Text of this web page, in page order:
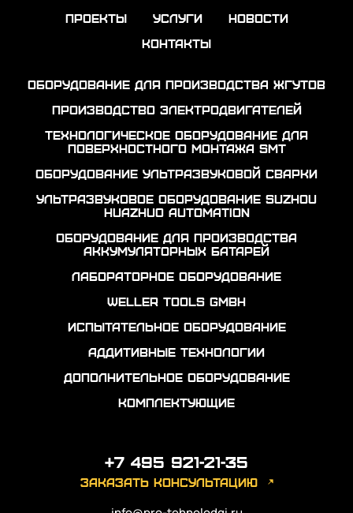
проекты
услуги
новости
контакты
Оборудование для производства жгутов
Производство электродвигателей
Технологическое оборудование для
поверхностного монтажа SMT
Оборудование ультразвуковой сварки
Ультразвуковое оборудование Suzhou
Huazhuo automation
Оборудование для производства
аккумуляторных батарей
Лабораторное оборудование
Weller Tools GmbH
Испытательное оборудование
Аддитивные технологии
Дополнительное оборудование
Комплектующие
+7 495 921-21-35
заказать консультацию